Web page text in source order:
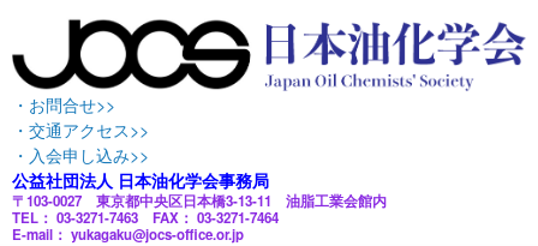
・お問合せ>>
・交通アクセス>>
・入会申し込み>>
公益社団法人 日本油化学会事務局
〒103-0027 東京都中央区日本橋3-13-11 油脂工業会館内
TEL： 03-3271-7463 FAX： 03-3271-7464
E-mail： yukagaku@jocs-office.or.jp